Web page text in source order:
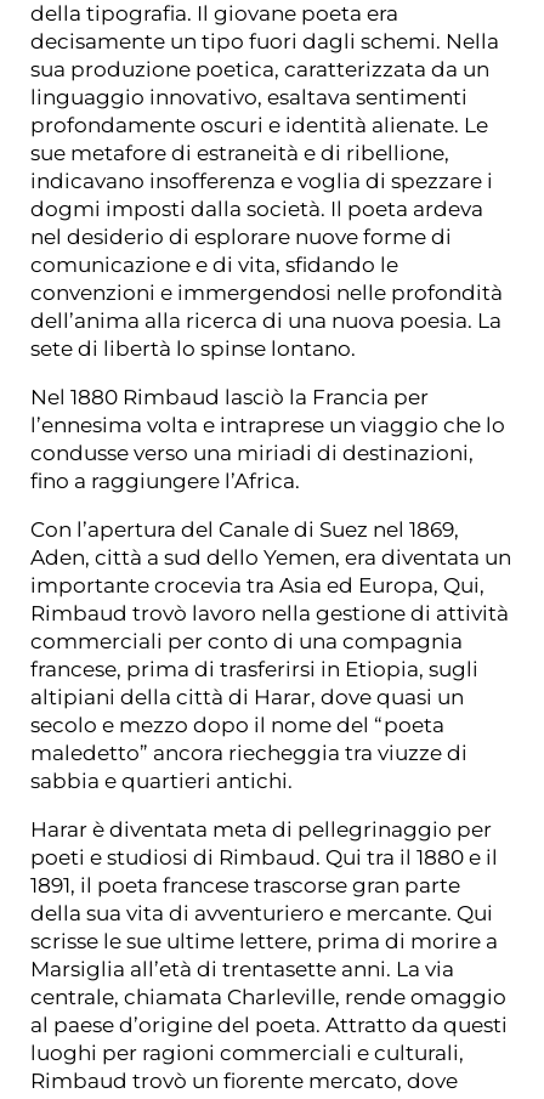
della tipografia. Il giovane poeta era
decisamente un tipo fuori dagli schemi. Nella
sua produzione poetica, caratterizzata da un
linguaggio innovativo, esaltava sentimenti
profondamente oscuri e identità alienate. Le
sue metafore di estraneità e di ribellione,
indicavano insofferenza e voglia di spezzare i
dogmi imposti dalla società. Il poeta ardeva
nel desiderio di esplorare nuove forme di
comunicazione e di vita, sfidando le
convenzioni e immergendosi nelle profondità
dell’anima alla ricerca di una nuova poesia. La
sete di libertà lo spinse lontano.
Nel 1880 Rimbaud lasciò la Francia per
l’ennesima volta e intraprese un viaggio che lo
condusse verso una miriadi di destinazioni,
fino a raggiungere l’Africa.
Con l’apertura del Canale di Suez nel 1869,
Aden, città a sud dello Yemen, era diventata un
importante crocevia tra Asia ed Europa, Qui,
Rimbaud trovò lavoro nella gestione di attività
commerciali per conto di una compagnia
francese, prima di trasferirsi in Etiopia, sugli
altipiani della città di Harar, dove quasi un
secolo e mezzo dopo il nome del “poeta
maledetto” ancora riecheggia tra viuzze di
sabbia e quartieri antichi.
Harar è diventata meta di pellegrinaggio per
poeti e studiosi di Rimbaud. Qui tra il 1880 e il
1891, il poeta francese trascorse gran parte
della sua vita di avventuriero e mercante. Qui
scrisse le sue ultime lettere, prima di morire a
Marsiglia all’età di trentasette anni. La via
centrale, chiamata Charleville, rende omaggio
al paese d’origine del poeta. Attratto da questi
luoghi per ragioni commerciali e culturali,
Rimbaud trovò un fiorente mercato, dove